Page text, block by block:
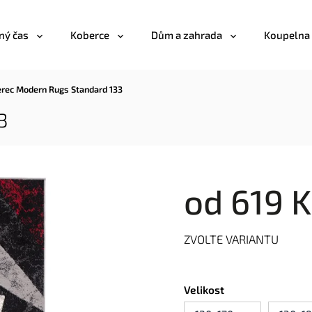
čas Koberce Dům a zahrada Koupelna
Modern Rugs Standard 133
od 619
Velikost
ZVOLTE VARIANTU